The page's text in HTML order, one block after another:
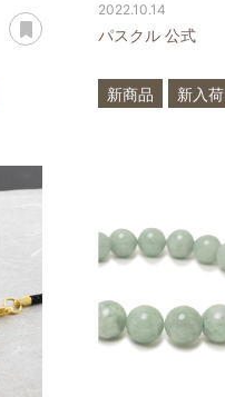
あとで読む
2022.10.14
パスクル 公式
新商品 新入荷